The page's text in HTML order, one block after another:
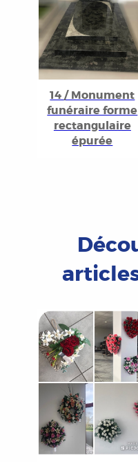
14 / Monument
funéraire forme
rectangulaire
épurée